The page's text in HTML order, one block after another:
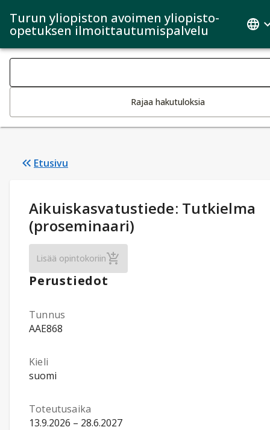
Turun yliopiston avoimen yliopisto-
opetuksen ilmoittautumispalvelu
Haku kategoriat
Rajaa hakutuloksia
Etusivu
Opintotiedot:
Aikuiskasvatustiede: Tutkielma
(proseminaari)
Lisää opintokoriinAikuiskasvatustiede: Tutkielma
Perustiedot
Tunnus
AAE868
Kieli
suomi
Toteutusaika
13.9.2026 – 28.6.2027